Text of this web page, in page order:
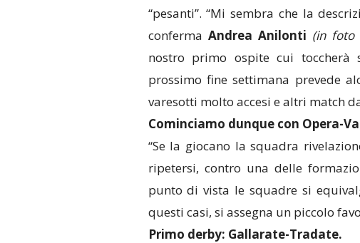
“pesanti”. “Mi sembra che la
conferma Andrea Anilonti (in foto
nostro primo ospite cui
prossimo fine settimana prevede
varesotti molto accesi e altri match
Cominciamo dunque con Opera-
“Se la giocano la squadra
ripetersi, contro una delle
punto di vista le squadre si
questi casi, si assegna un piccolo
Primo derby: Gallarate-Tradate.